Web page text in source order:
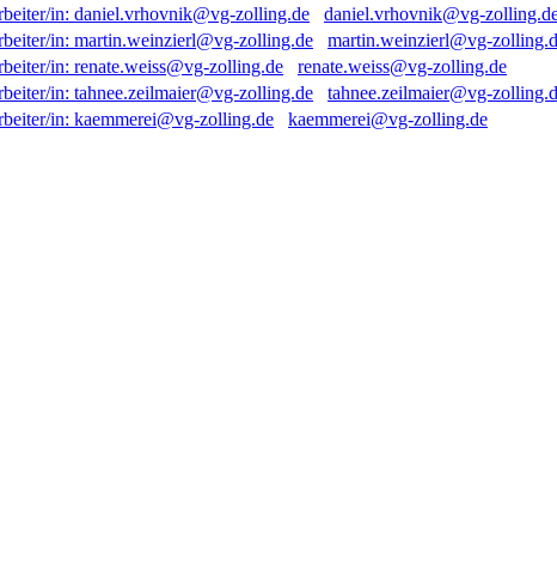
daniel.vrhovnik@vg-
martin.weinzierl@vg-
renate.weiss@vg-zolling.de
tahnee.zeilmaier@vg-
kaemmerei@vg-zolling.de